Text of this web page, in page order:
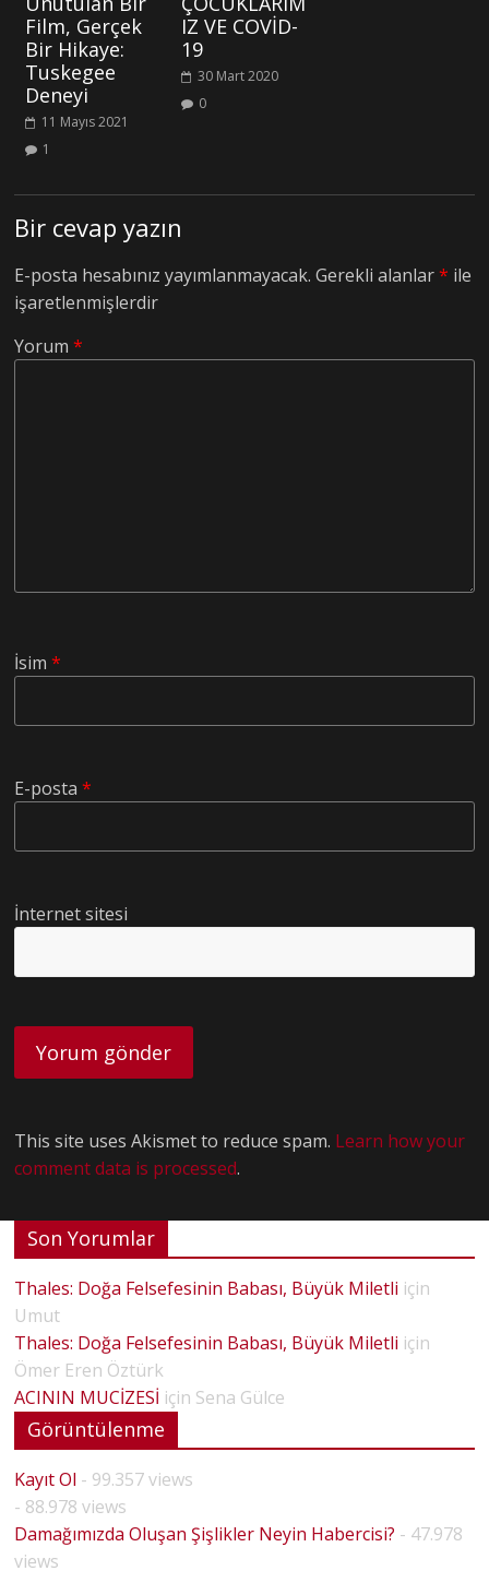
Film, Gerçek
Bir Hikaye:
Tuskegee
Deneyi
11 Mayıs 2021
1
IZ VE COVİD-
19
30 Mart 2020
0
Bir cevap yazın
E-posta hesabınız yayımlanmayacak. Gerekli alanlar* ile
işaretlenmişlerdir
Yorum*
İsim*
E-posta*
İnternet sitesi
This site uses Akismet to reduce spam. Learn how your
comment data is processed.
Son Yorumlar
Thales: Doğa Felsefesinin Babası, Büyük Miletli için
Umut
Thales: Doğa Felsefesinin Babası, Büyük Miletli için
Ömer Eren Öztürk
ACININ MUCİZESİ için Sena Gülce
Görüntülenme
Kayıt Ol - 99.357 views
- 88.978 views
Damağımızda Oluşan Şişlikler Neyin Habercisi? - 47.978
views